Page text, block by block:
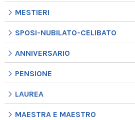
MESTIERI
SPOSI-NUBILATO-CELIBATO
ANNIVERSARIO
PENSIONE
LAUREA
MAESTRA E MAESTRO